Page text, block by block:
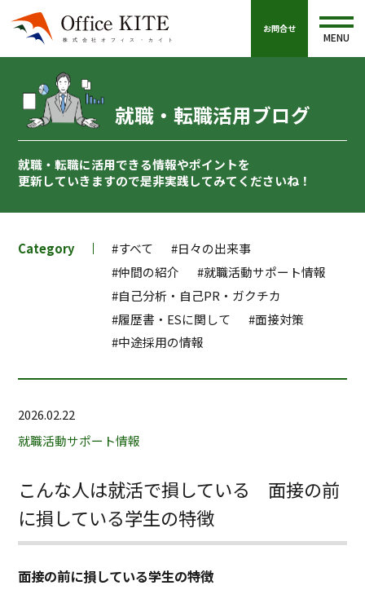
お問合せ
MENU
就職・転職活用ブログ
就職・転職に活用できる情報やポイントを
更新していきますので是非実践してみてくださいね！
Category #すべて
#日々の出来事
#仲間の紹介
#就職活動サポート情報
#自己分析・自己PR・ガクチカ
#履歴書・ESに関して
#面接対策
#中途採用の情報
2026.02.22
就職活動サポート情報
こんな人は就活で損している 面接の前
に損している学生の特徴
面接の前に損している学生の特徴